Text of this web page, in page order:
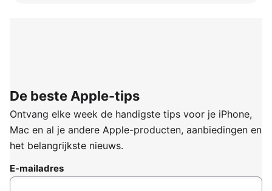
De beste Apple-tips
Ontvang elke week de handigste tips voor je iPhone,
Mac en al je andere Apple-producten, aanbiedingen en
het belangrijkste nieuws.
E-mailadres